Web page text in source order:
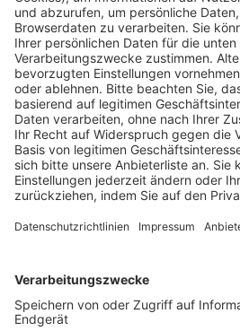
Pässe und Vereinswechsel
Trainerausbildung
Schulungsangebot Vereinsmitarbeiter
BFV-Geschäftsstellen
Trainerbörse
Login SpielPlus
FOLGE DEM BFV
TOP-VEREINE